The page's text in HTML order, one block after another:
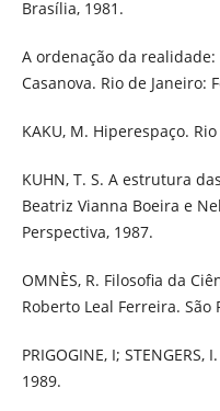
Brasília, 1981.
A ordenação da
Casanova. Rio de Janeiro:
KAKU, M. Hiperespaço.
KUHN, T. S. A estrutura
Beatriz Vianna Boeira e
Perspectiva, 1987.
OMNÈS, R. Filosofia da
Roberto Leal Ferreira. São
PRIGOGINE, I;
1989.